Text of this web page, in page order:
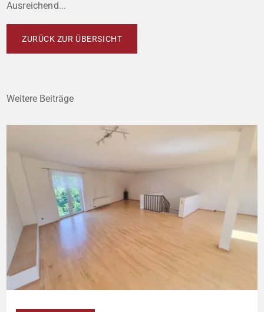
Ausreichend...
ZURÜCK ZUR ÜBERSICHT
Weitere Beiträge